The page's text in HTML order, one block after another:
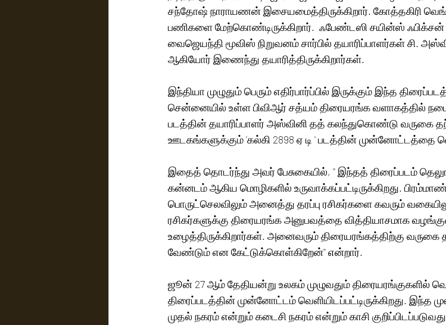
சந்தோஷ் நாராயணன் இசையமைத்திருக்கிறார். கோத்தகிரி
பணிகளை மேற்கொண்டிருக்கிறார்.  ஃபேண்டஸி சயின்ஸ்
வைஜெயந்தி மூவிஸ் நிறுவனம் சார்பில் தயாரிப்பாளர்கள் சி.
ஆகியோர் இணைந்து தயாரித்திருக்கிறார்கள்.
இந்தியா முழுதும் பெரும் எதிர்பார்ப்பில் இருக்கும் இந்த
சென்னையில் உள்ள பிவிஆர் சத்யம் திரையரங்க வளாகத்தில்
படத்தின் தயாரிப்பாளர் அஸ்வினி தத் கலந்துகொண்டு வருகை
ஊடகங்களுக்கும் 'கல்கி 2898 ஏ டி ' படத்தின் முன்னோட்டத்தை
இதைத் தொடர்ந்து அவர் பேசுகையில், '' இந்தத் திரைப்படம்
கன்னடம் ஆகிய மொழிகளில் உருவாக்கப்பட்டிருக்கிறது.
பொருட்செலவிலும் அனைத்து தரப்பு ரசிகர்களை கவரும்
ரசிகர்களுக்கு திரையரங்க அனுபவத்தை வித்தியாசமாக
உழைத்திருக்கிறார்கள். அனைவரும் திரையரங்கத்திற்கு
வேண்டும் என கேட்டுக்கொள்கிறேன்'' என்றார்.
ஜூன் 27 ஆம் தேதியன்று உலகம் முழுவதும் திரையரங்குகளில்
திரைப்படத்தின் முன்னோட்டம் வெளியிடப்பட்டிருக்கிறது.
முதல் நகரம் என்றும் கடைசி நகரம் என்றும் காசி